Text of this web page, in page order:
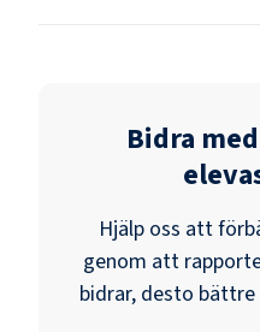
Bidra
Hjälp oss att
genom att
bidrar, desto